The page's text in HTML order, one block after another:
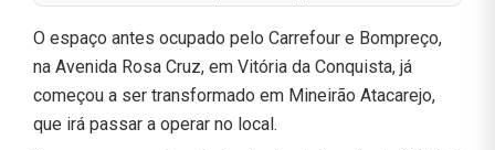
O espaço antes ocupado pelo Carrefour e Bompreço,
na Avenida Rosa Cruz, em Vitória da Conquista, já
começou a ser transformado em Mineirão Atacarejo,
que irá passar a operar no local.